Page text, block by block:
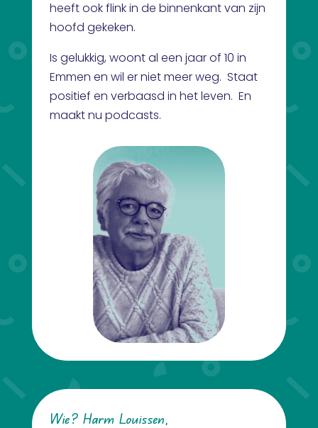
heeft ook flink in de binnenkant van zijn
hoofd gekeken.
Is gelukkig, woont al een jaar of 10 in
Emmen en wil er niet meer weg. Staat
positief en verbaasd in het leven. En
maakt nu podcasts.
Wie? Harm Louissen,